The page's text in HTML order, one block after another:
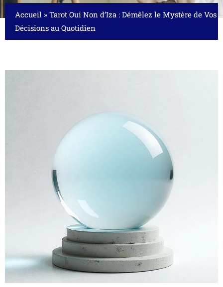
Accueil » Tarot Oui Non d’Iza : Démêlez le Mystère de Vos
Décisions au Quotidien